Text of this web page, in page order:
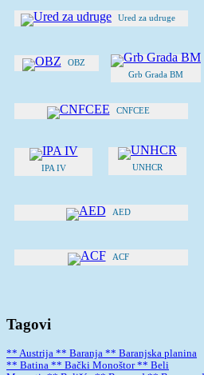
Ured za udruge
OBZ
Grb Grada BM
CNFCEE
IPA IV UNHCR
AED
ACF
Tagovi
** Austrija ** Baranja ** Baranjska planina
** Batina ** Bački Monoštor** Beli